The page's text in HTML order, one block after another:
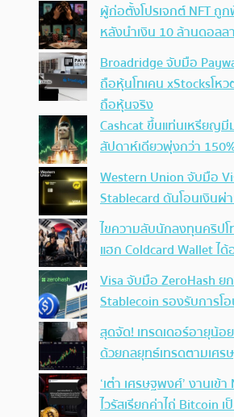
ผู้ก่อตั้งโปรเจกต์ NFT
หลังนำเงิน 10 ล้านดอลล
Broadridge จับมือ
ถือหุ้นโทเคน xStocksโห
ถือหุ้นจริง
Cashcat ขึ้นแท่นเหรียญมี
สัปดาห์เดียวพุ่งกว่า
Western Union จับมือ
Stablecard ดันโอนเงินผ่
ไขความลับนักลงทุนคริปโ
แฮก Coldcard Wallet ได้
Visa จับมือ ZeroHash ย
Stablecoin รองรับการโ
สุดจัด! เทรดเดอร์อายุน้อ
ด้วยกลยุทธ์เทรดตามเศร
‘เต๋า เศรษฐพงศ์’ งานเข้
ไวรัสเรียกค่าไถ่ Bitcoin